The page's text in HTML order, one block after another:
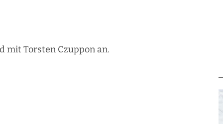
mit Torsten Czuppon an.